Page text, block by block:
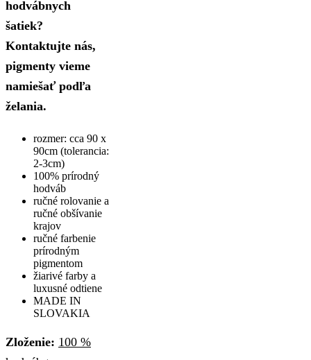
hodvábnych
šatiek?
Kontaktujte nás,
pigmenty vieme
namiešať podľa
želania.
rozmer: cca 90 x
90cm (tolerancia:
2-3cm)
100% prírodný
hodváb
ručné rolovanie a
ručné obšívanie
krajov
ručné farbenie
prírodným
pigmentom
žiarivé farby a
luxusné odtiene
MADE IN
SLOVAKIA
Zloženie: 100 %